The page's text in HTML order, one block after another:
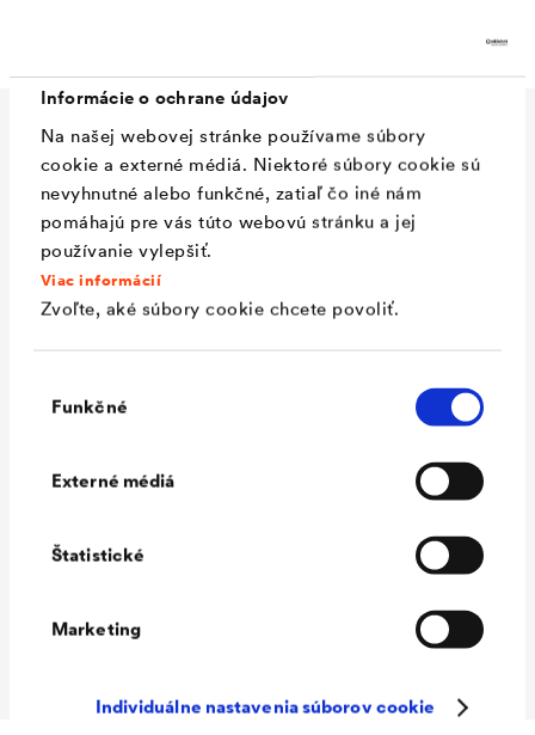
Informácie o ochrane údajov
Na našej webovej stránke používame súbory
cookie a externé médiá. Niektoré súbory cookie sú
nevyhnutné alebo funkčné, zatiaľ čo iné nám
pomáhajú pre vás túto webovú stránku a jej
používanie vylepšiť.
Viac informácií
Zvoľte, aké súbory cookie chcete povoliť.
súhlasu
Funkčné
Externé médiá
Štatistické
Marketing
Individuálne nastavenia súborov cookie
Technické údaje
Materiál
temperované
Teplotná odolnosť
ca. 7 bm/ kartuša, ca. 14 bm/
310 ml/ kartuša, 600 ml/